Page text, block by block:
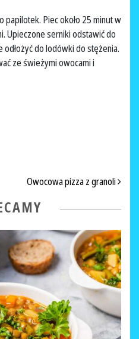
papilotek. Piec około 25 minut w
Upieczone serniki odstawić do
do lodówki do stężenia.
ze świeżymi owocami i
Owocowa pizza z granoli